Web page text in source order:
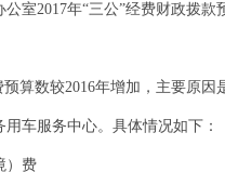
公室2017年“三公”经费财政拨
预算数较2016年增加，主要原
车服务中心。具体情况如下：
）费